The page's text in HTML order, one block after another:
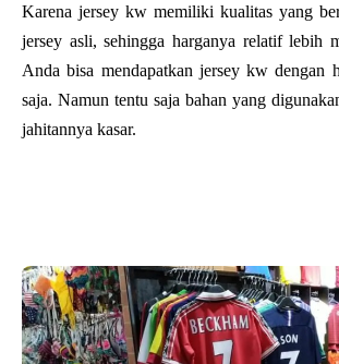
Karena jersey kw memiliki kualitas yang
jersey asli, sehingga harganya relatif lebih
Anda bisa mendapatkan jersey kw dengan
saja. Namun tentu saja bahan yang
jahitannya kasar.